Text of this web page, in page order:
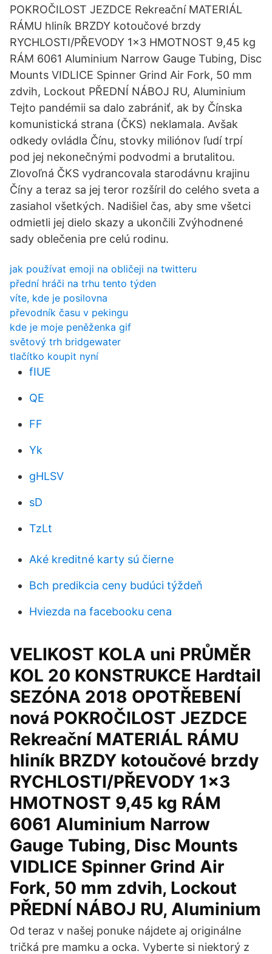
POKROČILOST JEZDCE Rekreační MATERIÁL
RÁMU hliník BRZDY kotoučové brzdy
RYCHLOSTI/PŘEVODY 1x3 HMOTNOST 9,45 kg
RÁM 6061 Aluminium Narrow Gauge Tubing, Disc
Mounts VIDLICE Spinner Grind Air Fork, 50 mm
zdvih, Lockout PŘEDNÍ NÁBOJ RU, Aluminium
Tejto pandémii sa dalo zabrániť, ak by Čínska
komunistická strana (ČKS) neklamala. Avšak
odkedy ovládla Čínu, stovky miliónov ľudí trpí
pod jej nekonečnými podvodmi a brutalitou.
Zlovoľná ČKS vydrancovala starodávnu krajinu
Číny a teraz sa jej teror rozšíril do celého sveta a
zasiahol všetkých. Nadišiel čas, aby sme všetci
odmietli jej dielo skazy a ukončili Zvýhodnené
sady oblečenia pre celú rodinu.
jak používat emoji na obličeji na twitteru
přední hráči na trhu tento týden
víte, kde je posilovna
převodník času v pekingu
kde je moje peněženka gif
světový trh bridgewater
tlačítko koupit nyní
fIUE
QE
FF
Yk
gHLSV
sD
TzLt
Aké kreditné karty sú čierne
Bch predikcia ceny budúci týždeň
Hviezda na facebooku cena
VELIKOST KOLA uni PRŮMĚR
KOL 20 KONSTRUKCE Hardtail
SEZÓNA 2018 OPOTŘEBENÍ
nová POKROČILOST JEZDCE
Rekreační MATERIÁL RÁMU
hliník BRZDY kotoučové brzdy
RYCHLOSTI/PŘEVODY 1x3
HMOTNOST 9,45 kg RÁM
6061 Aluminium Narrow
Gauge Tubing, Disc Mounts
VIDLICE Spinner Grind Air
Fork, 50 mm zdvih, Lockout
PŘEDNÍ NÁBOJ RU, Aluminium
Od teraz v našej ponuke nájdete aj originálne
tričká pre mamku a ocka. Vyberte si niektorý z